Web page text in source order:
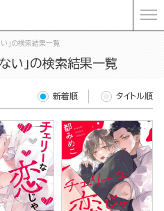
」の検索結果一覧
ない」の検索結果一覧
新着順 タイトル順